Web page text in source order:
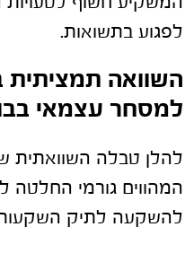
לפגוע בתשואות.
השוואה
למסחר עצמאי
להלן טבלה השוואתית
המהווים גורמי החלטה
להשקעה לתיק